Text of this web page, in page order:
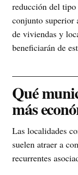
reducción del
conjunto superior
de viviendas y
beneficiarán de
Qué
más
Las localidades
suelen atraer a
recurrentes